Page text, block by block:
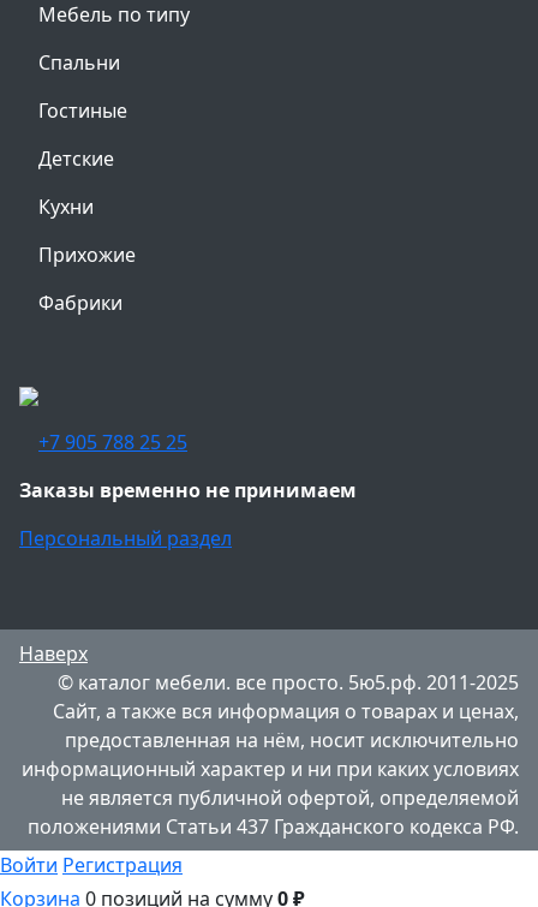
Мебель по типу
Спальни
Гостиные
Детские
Кухни
Прихожие
Фабрики
+7 905 788 25 25
Заказы временно не принимаем
Персональный раздел
Наверх
© каталог мебели. все просто. 5ю5.рф. 2011-2025
Сайт, а также вся информация о товарах и ценах,
предоставленная на нём, носит исключительно
информационный характер и ни при каких условиях
не является публичной офертой, определяемой
положениями Статьи 437 Гражданского кодекса РФ.
Войти Регистрация
Корзина 0 позиций на сумму0 ₽